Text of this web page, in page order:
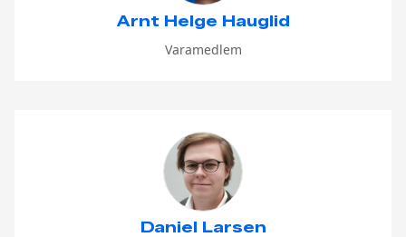
Arnt Helge Hauglid
Varamedlem
Daniel Larsen